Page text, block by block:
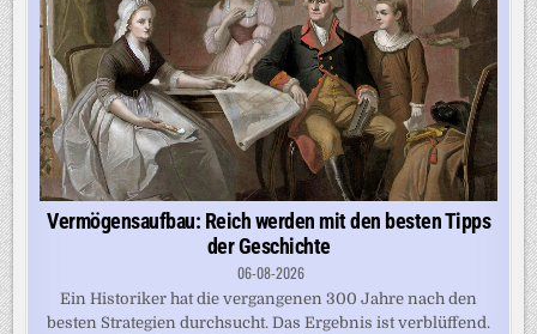
Vermögensaufbau: Reich werden mit den besten Tipps
der Geschichte
06-08-2026
Ein Historiker hat die vergangenen 300 Jahre nach den
besten Strategien durchsucht. Das Ergebnis ist verblüffend.